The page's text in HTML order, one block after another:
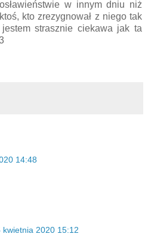
w innym dniu niż
kto zrezygnował z niego tak
strasznie ciekawa jak ta
14:48
kwietnia 2020 15:12